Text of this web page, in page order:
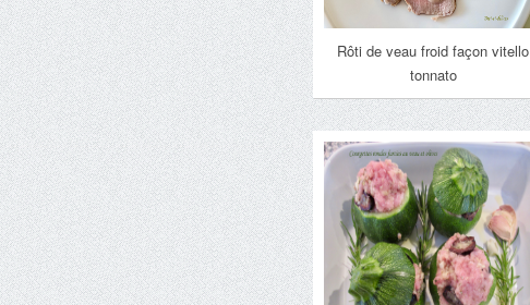
Rôti de veau froid façon vitello
tonnato